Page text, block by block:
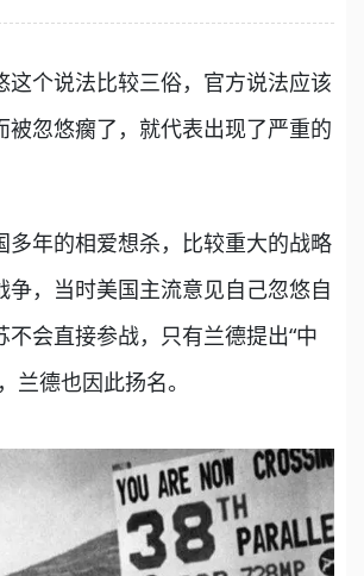
个说法比较三俗，官方说法应该
被忽悠瘸了，就代表出现了严重的
年的相爱想杀，比较重大的战略
争，当时美国主流意见自己忽悠自
不会直接参战，只有兰德提出“中
兰德也因此扬名。